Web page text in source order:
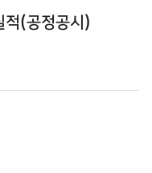
적(공정공시)